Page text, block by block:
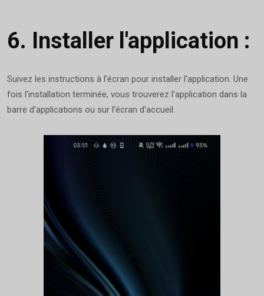
6. Installer l'application :
Suivez les instructions à l'écran pour installer l'application. Une
fois l'installation terminée, vous trouverez l'application dans la
barre d'applications ou sur l'écran d'accueil.